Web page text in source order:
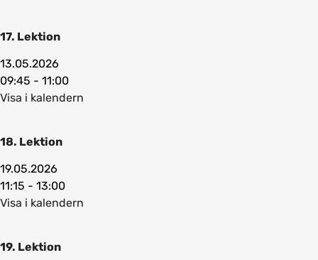
17. Lektion
13.05.2026
09:45 - 11:00
Visa i kalendern
18. Lektion
19.05.2026
11:15 - 13:00
Visa i kalendern
19. Lektion